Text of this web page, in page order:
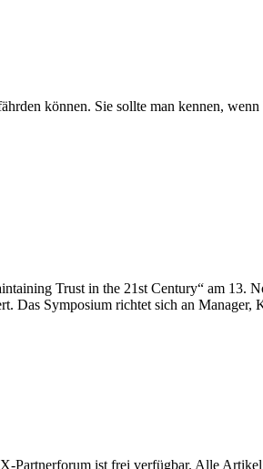
können. Sie sollte man kennen,
Trust in the 21st Century“ am 13.
Das Symposium richtet sich an
Partnerforum ist frei verfügbar. Alle